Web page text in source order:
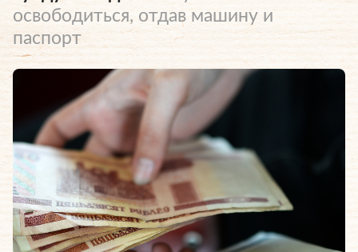
освободиться, отдав машину и
паспорт